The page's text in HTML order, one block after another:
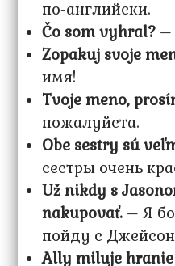
по-английски.
Čo som vyhral? –
Zopakuj svoje
имя!
Tvoje meno,
пожалуйста.
Obe sestry sú
сестры очень
Už nikdy s
nakupovať. – Я
пойду с
Ally miluje hranie